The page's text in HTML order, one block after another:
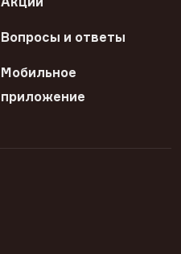
Вопросы и ответы
Мобильное
приложение